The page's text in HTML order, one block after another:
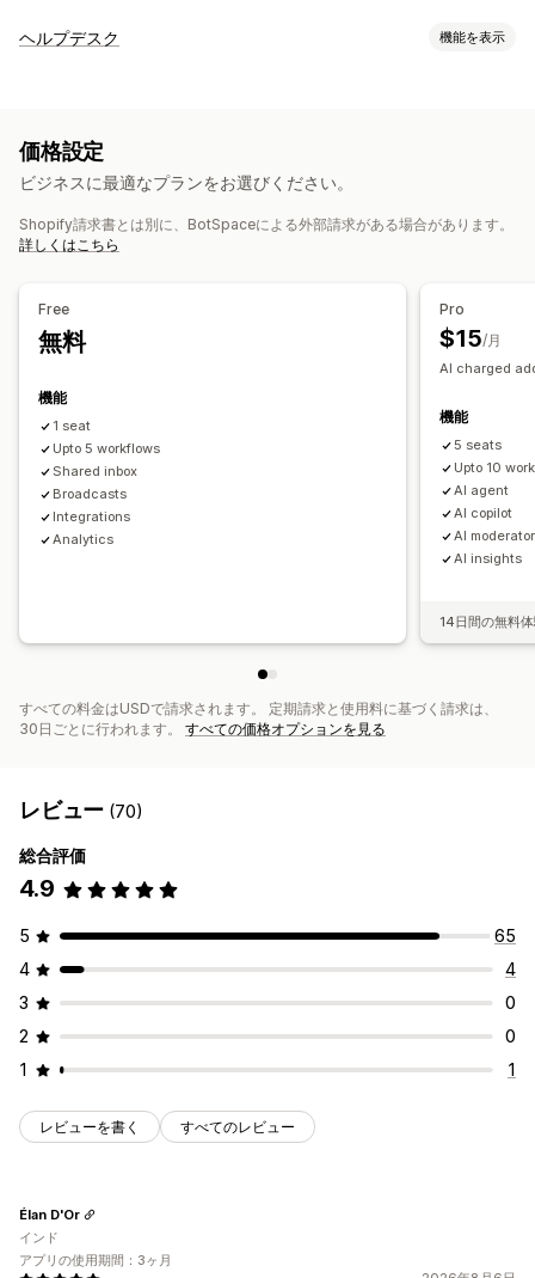
リアルタイムメッセージ
自動応答
あいさつ おすすめ商品 リクエストのレビュー
配送アラート
カスタマイズ
色とフォント
営業時間
チャットの割り当て
チャットフロー
ヘルプデスク 機能を表示
セルフサービス
自動返信 回答テンプレート AI応答 AIサマリー
レポート
価格設定
ビジネスに最適なプランをお選びください。
Shopify請求書とは別に、BotSpaceによる外部請求がある場合があります。
詳しくはこちら
Free
無料
機能
1 seat
Upto 5 workflows
Shared inbox
Broadcasts
Integrations
Analytics
Pro
$15/月
AI charged
機能
5 seats
Upto 10
AI agent
AI copilot
AI moderator
AI insights
14日間の無料
すべての料金はUSDで請求されます。 定期請求と使用料に基づく請求は、
30日ごとに行われます。 すべての価格オプションを見る
レビュー (70)
総合評価
4.9
5
65
4
4
3
0
2
0
1
1
レビューを書く すべてのレビュー
Élan D'Or
インド
アプリの使用期間：3ヶ月